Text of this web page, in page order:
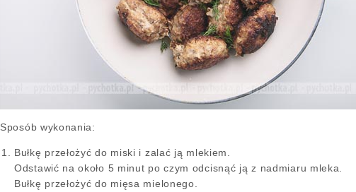
Sposób wykonania:
Bułkę przełożyć do miski i zalać ją mlekiem.
Odstawić na około 5 minut po czym odcisnąć ją z nadmiaru mleka.
Bułkę przełożyć do mięsa mielonego.